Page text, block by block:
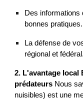
Des informations
bonnes pratiques.
La défense de
régional et fédéral.
2. L'avantage local
prédateurs Nous
nuisibles) est une